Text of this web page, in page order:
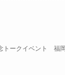
トークイベント 福